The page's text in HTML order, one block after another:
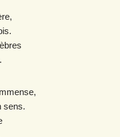
sens.